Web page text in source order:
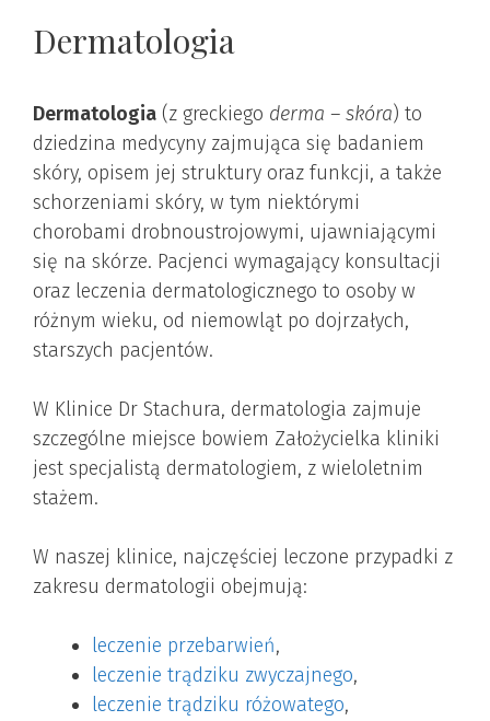
Dermatologia
Dermatologia (z greckiego derma – skóra) to
dziedzina medycyny zajmująca się badaniem
skóry, opisem jej struktury oraz funkcji, a także
schorzeniami skóry, w tym niektórymi
chorobami drobnoustrojowymi, ujawniającymi
się na skórze. Pacjenci wymagający konsultacji
oraz leczenia dermatologicznego to osoby w
różnym wieku, od niemowląt po dojrzałych,
starszych pacjentów.
W Klinice Dr Stachura, dermatologia zajmuje
szczególne miejsce bowiem Założycielka kliniki
jest specjalistą dermatologiem, z wieloletnim
stażem.
W naszej klinice, najczęściej leczone przypadki z
zakresu dermatologii obejmują:
leczenie przebarwień,
leczenie trądziku zwyczajnego,
leczenie trądziku różowatego,